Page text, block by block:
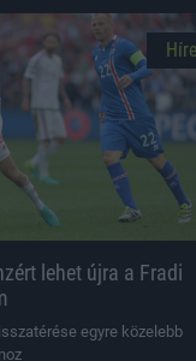
lehet újra a Fradi
egyre közelebb